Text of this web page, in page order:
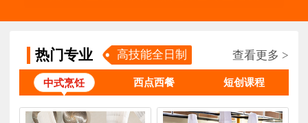
陈** 时尚西点专业 福建泉州 在线报名
张** 金领大厨专业 福建厦门 8小时前 在线报名
钟** 经典西点专业 福建龙岩 5天前 在线报名
热门专业 高技能全日制 查看更多 >
中式烹饪 西点西餐 短创课程